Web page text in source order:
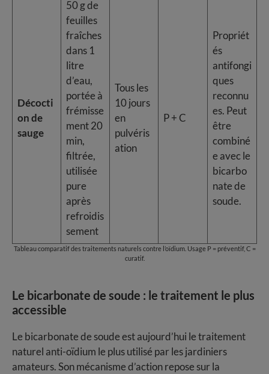
Décocti
on de
sauge
50 g de
feuilles
fraîches
dans 1
litre
d’eau,
portée à
frémisse
ment 20
min,
filtrée,
utilisée
pure
après
refroidis
sement
Tous les
10 jours
en
pulvéris
ation
P + C
Propriét
és
antifongi
ques
reconnu
es. Peut
être
combiné
e avec le
bicarbo
nate de
soude.
Tableau comparatif des traitements naturels contre l’oïdium. Usage P = préventif, C =
curatif.
Le bicarbonate de soude : le traitement le plus
accessible
Le bicarbonate de soude est aujourd’hui le traitement
naturel anti-oïdium le plus utilisé par les jardiniers
amateurs. Son mécanisme d’action repose sur la